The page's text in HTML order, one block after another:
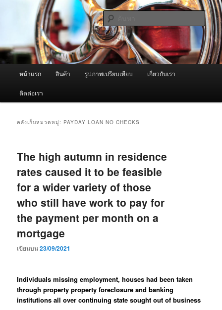
หลัก ผู้นำเข้าเครื่องพ่นหมอกควัน Best
Fogger / Fogger One และ อะไหล่
จำหน่ายเครื่องพ่นหมอกควัน คุณภาพดี บริการด้วยความจริงใจ
ค้นหา
หน้าแรก สินค้า รูปภาพเปรียบเทียบ เกี่ยวกับเรา
ติดต่อเรา
คลังเก็บหมวดหมู่: PAYDAY LOAN NO CHECKS
The high autumn in residence
rates caused it to be feasible
for a wider variety of those
who still have work to pay for
the payment per month on a
mortgage
เขียนบน23/09/2021
Individuals missing employment, houses had been taken
through property property foreclosure and banking
institutions all over continuing state sought out of business